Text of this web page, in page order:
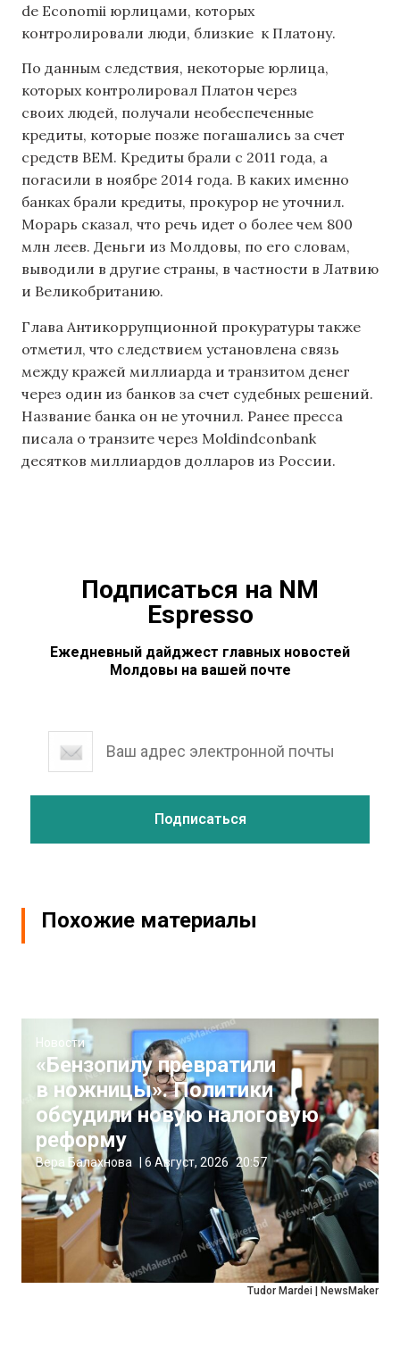
de Economii юрлицами, которых
контролировали люди, близкие к Платону.
По данным следствия, некоторые юрлица,
которых контролировал Платон через
своих людей, получали необеспеченные
кредиты, которые позже погашались за счет
средств BEM. Кредиты брали с 2011 года, а
погасили в ноябре 2014 года. В каких именно
банках брали кредиты, прокурор не уточнил.
Морарь сказал, что речь идет о более чем 800
млн леев. Деньги из Молдовы, по его словам,
выводили в другие страны, в частности в Латвию
и Великобританию.
Глава Антикоррупционной прокуратуры также
отметил, что следствием установлена связь
между кражей миллиарда и транзитом денег
через один из банков за счет судебных решений.
Название банка он не уточнил. Ранее пресса
писала о транзите через Moldindconbank
десятков миллиардов долларов из России.
Подписаться на NM
Espresso
Ежедневный дайджест главных новостей
Молдовы на вашей почте
Похожие материалы
Tudor Mardei | NewsMaker
Новости
«Бензопилу превратили
в ножницы». Политики
обсудили новую налоговую
реформу
Вера Балахнова | 6 Август, 2026 20:57